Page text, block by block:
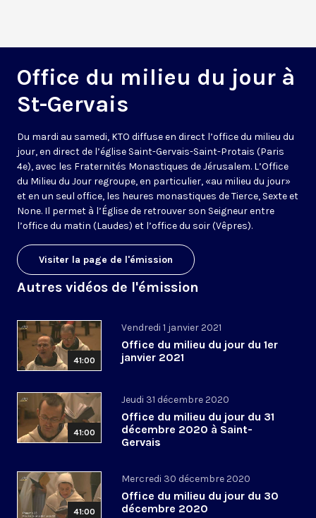
Office du milieu du jour à
St-Gervais
Du mardi au samedi, KTO diffuse en direct l’office du milieu du
jour, en direct de l’église Saint-Gervais-Saint-Protais (Paris
4e), avec les Fraternités Monastiques de Jérusalem. L’Office
du Milieu du Jour regroupe, en particulier, «au milieu du jour»
et en un seul office, les heures monastiques de Tierce, Sexte et
None. Il permet à l’Église de retrouver son Seigneur entre
l’office du matin (Laudes) et l’office du soir (Vêpres).
Visiter la page de l'émission
Autres vidéos de l'émission
41:00
Vendredi 1 janvier 2021
Office du milieu du jour du 1er
janvier 2021
41:00
Jeudi 31 décembre 2020
Office du milieu du jour du 31
décembre 2020 à Saint-
Gervais
41:00
Mercredi 30 décembre 2020
Office du milieu du jour du 30
décembre 2020